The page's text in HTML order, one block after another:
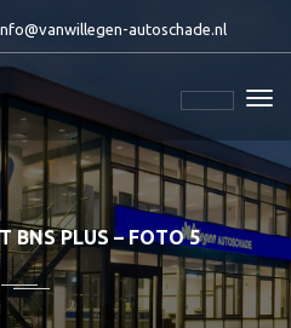
autoschade.nl
BNS PLUS – FOTO 5